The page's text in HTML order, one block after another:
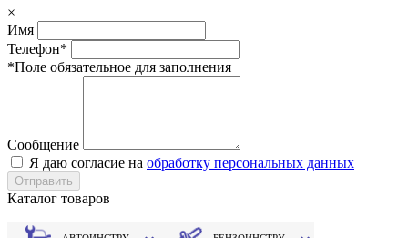
×
Имя
Телефон*
*Поле обязательное для заполнения
Сообщение
Я даю согласие на обработку персональных данных
Каталог товаров